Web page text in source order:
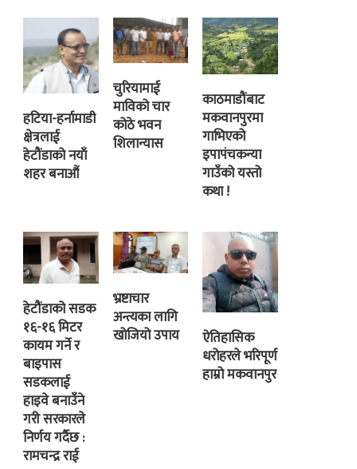
हटिया-हर्नामाडी
क्षेत्रलाई
हेटौंडाको नयाँ
शहर बनाऔं
चुरियामाई
माविको चार
कोठे भवन
शिलान्यास
काठमाडौंबाट
मकवानपुरमा
गाभिएको
इपापंचकन्या
गाउँको यस्तो
कथा !
हेटौंडाको सडक
१६-१६ मिटर
कायम गर्ने र
बाइपास
सडकलाई
हाइवे बनाउँने
गरी सरकारले
निर्णय गर्दैछ :
रामचन्द्र राई
भ्रष्टाचार
अन्त्यका लागि
खोजियो उपाय
ऐतिहासिक
धरोहरले भरिपूर्ण
हाम्रो मकवानपुर